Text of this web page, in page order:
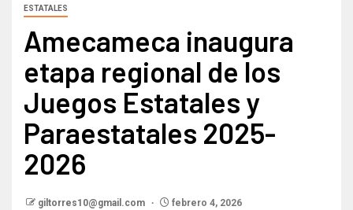
ESTATALES
Amecameca inaugura
etapa regional de los
Juegos Estatales y
Paraestatales 2025-
2026
giltorres10@gmail.com febrero 4, 2026